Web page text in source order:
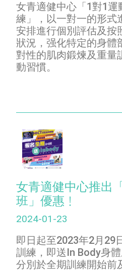
女青適健中心「1對1運
練」，以一對一的形式
安排進行個別評估及按
狀況，强化特定的身體
對性的肌肉鍛煉及重量
動習慣。
女青適健中心推出
班」優惠﹗
2024-01-23
即日起至2023年2月29
訓練，即送In Body身
分別於全期訓練開始前